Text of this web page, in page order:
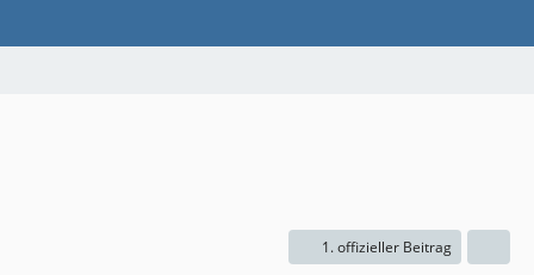
1. offizieller Beitrag